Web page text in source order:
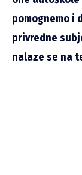
pomognemo i
privredne
nalaze se na